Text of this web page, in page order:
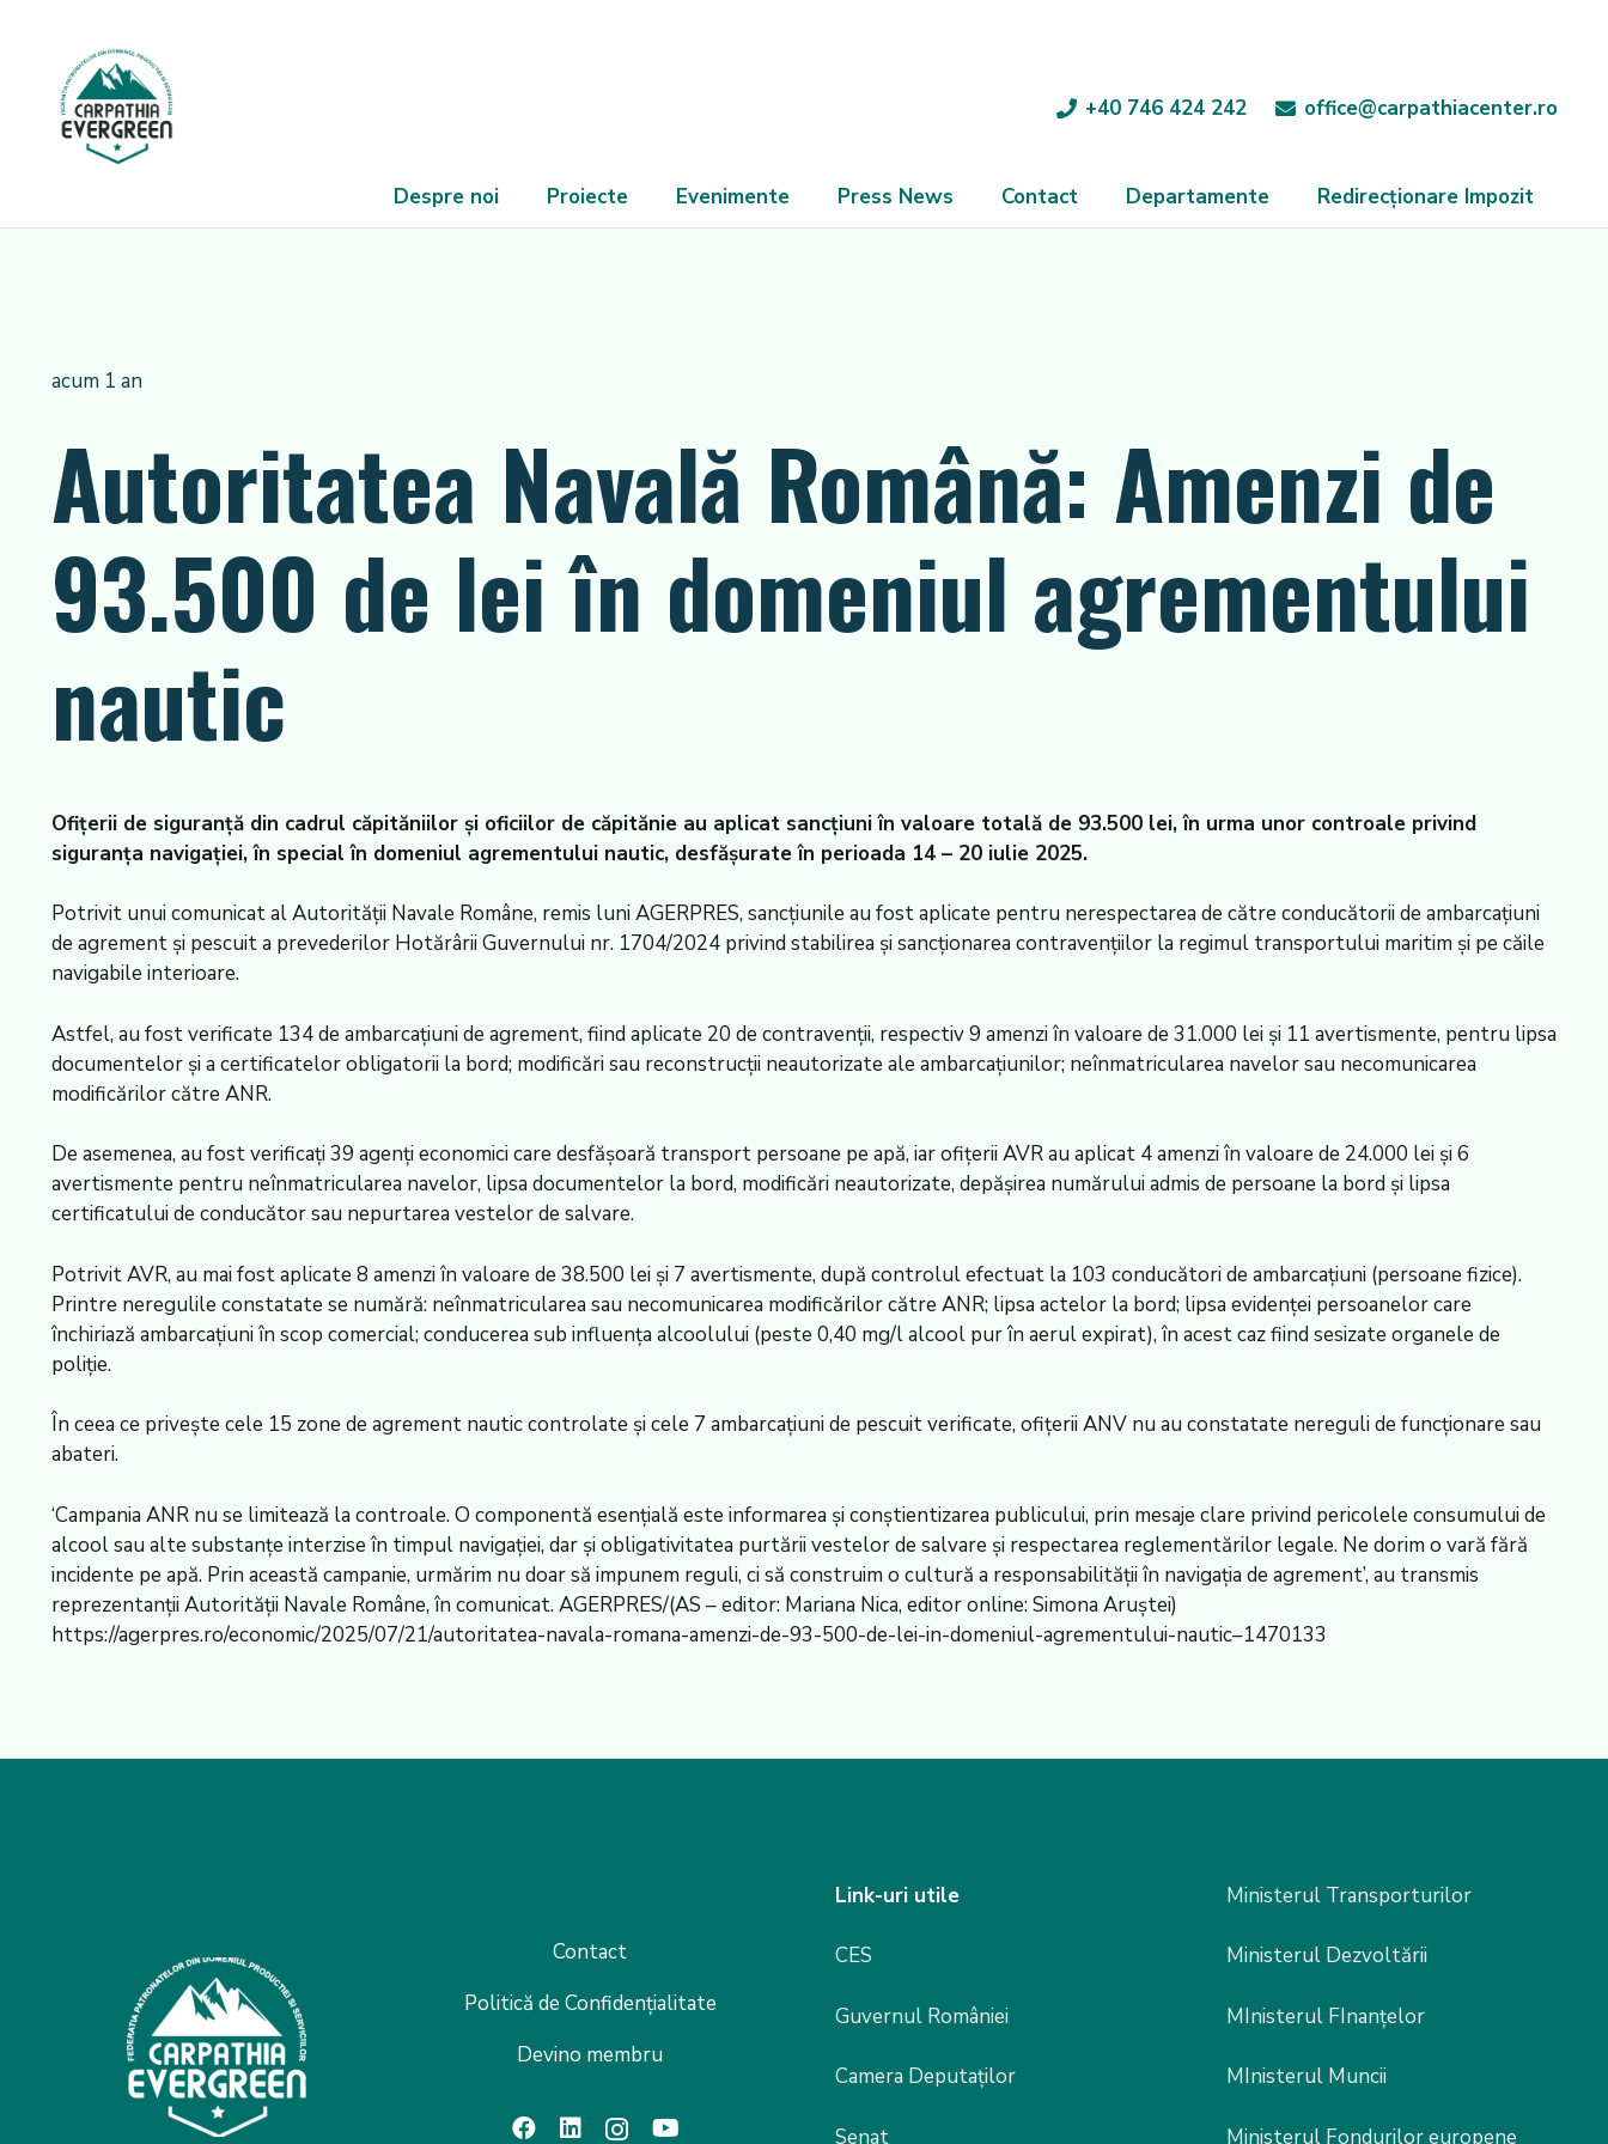
+40 746 424 242 office@carpathiacenter.ro
Despre noi Proiecte Evenimente Press News Contact Departamente Redirecționare Impozit
acum 1 an
Autoritatea Navală Română: Amenzi de
93.500 de lei în domeniul agrementului
nautic
Ofițerii de siguranță din cadrul căpităniilor și oficiilor de căpitănie au aplicat sancțiuni în valoare totală de 93.500 lei, în urma unor controale privind
siguranța navigației, în special în domeniul agrementului nautic, desfășurate în perioada 14 – 20 iulie 2025.
Potrivit unui comunicat al Autorității Navale Române, remis luni AGERPRES, sancțiunile au fost aplicate pentru nerespectarea de către conducătorii de ambarcațiuni
de agrement și pescuit a prevederilor Hotărârii Guvernului nr. 1704/2024 privind stabilirea și sancționarea contravențiilor la regimul transportului maritim și pe căile
navigabile interioare.
Astfel, au fost verificate 134 de ambarcațiuni de agrement, fiind aplicate 20 de contravenții, respectiv 9 amenzi în valoare de 31.000 lei și 11 avertismente, pentru lipsa
documentelor și a certificatelor obligatorii la bord; modificări sau reconstrucții neautorizate ale ambarcațiunilor; neînmatricularea navelor sau necomunicarea
modificărilor către ANR.
De asemenea, au fost verificați 39 agenți economici care desfășoară transport persoane pe apă, iar ofițerii AVR au aplicat 4 amenzi în valoare de 24.000 lei și 6
avertismente pentru neînmatricularea navelor, lipsa documentelor la bord, modificări neautorizate, depășirea numărului admis de persoane la bord și lipsa
certificatului de conducător sau nepurtarea vestelor de salvare.
Potrivit AVR, au mai fost aplicate 8 amenzi în valoare de 38.500 lei și 7 avertismente, după controlul efectuat la 103 conducători de ambarcațiuni (persoane fizice).
Printre neregulile constatate se numără: neînmatricularea sau necomunicarea modificărilor către ANR; lipsa actelor la bord; lipsa evidenței persoanelor care
închiriază ambarcațiuni în scop comercial; conducerea sub influența alcoolului (peste 0,40 mg/l alcool pur în aerul expirat), în acest caz fiind sesizate organele de
poliție.
În ceea ce privește cele 15 zone de agrement nautic controlate și cele 7 ambarcațiuni de pescuit verificate, ofițerii ANV nu au constatate nereguli de funcționare sau
abateri.
‘Campania ANR nu se limitează la controale. O componentă esențială este informarea și conștientizarea publicului, prin mesaje clare privind pericolele consumului de
alcool sau alte substanțe interzise în timpul navigației, dar și obligativitatea purtării vestelor de salvare și respectarea reglementărilor legale. Ne dorim o vară fără
incidente pe apă. Prin această campanie, urmărim nu doar să impunem reguli, ci să construim o cultură a responsabilității în navigația de agrement’, au transmis
reprezentanții Autorității Navale Române, în comunicat. AGERPRES/(AS – editor: Mariana Nica, editor online: Simona Aruştei)
https://agerpres.ro/economic/2025/07/21/autoritatea-navala-romana-amenzi-de-93-500-de-lei-in-domeniul-agrementului-nautic–1470133
Contact
Politică de Confidențialitate
Devino membru
Link-uri utile
CES
Guvernul României
Camera Deputaților
Senat
Ministerul Transporturilor
Ministerul Dezvoltării
MInisterul FInanțelor
MInisterul Muncii
Ministerul Fondurilor europene